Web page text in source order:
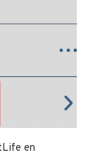
en